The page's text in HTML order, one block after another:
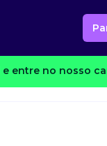
e entre no nosso